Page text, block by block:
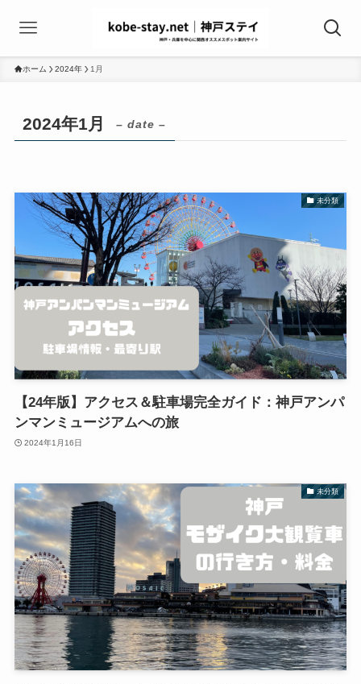
ホーム 2024年 1月
2024年1月 – date –
未分類
【24年版】アクセス＆駐車場完全ガイド：神戸アンパ
ンマンミュージアムへの旅
2024年1月16日
未分類